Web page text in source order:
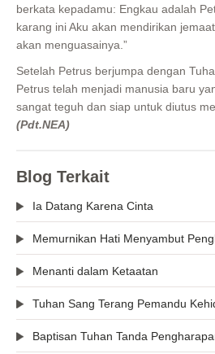
berkata kepadamu: Engkau adalah
karang ini Aku akan mendirikan
akan menguasainya.”
Setelah Petrus berjumpa dengan
Petrus telah menjadi manusia baru
sangat teguh dan siap untuk diutus
(Pdt.NEA)
Blog Terkait
Ia Datang Karena Cinta
Memurnikan Hati Menyambut
Menanti dalam Ketaatan
Tuhan Sang Terang Pemandu
Baptisan Tuhan Tanda